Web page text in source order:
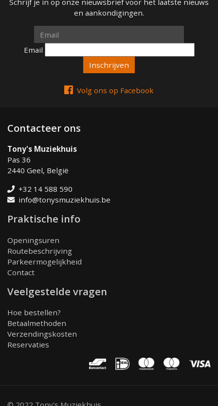
Schrijf je in op onze nieuwsbrief voor het laatste nieuws
en aankondigingen.
Email
Email
Volg ons op Facebook
Contacteer ons
Tony's Muziekhuis
Pas 36
2440 Geel, België
+32 14 588 590
info@tonysmuziekhuis.be
Praktische info
Openingsuren
Routebeschrijving
Parkeermogelijkheid
Contact
Veelgestelde vragen
Hoe bestellen?
Betaalmethoden
Verzendingskosten
Reservaties